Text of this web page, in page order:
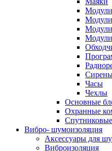
Модули
Модули
Часы
Чехлы
Основные
Охранные
Вибро- шумоизоляция
Аксессуары для
Виброизоляция